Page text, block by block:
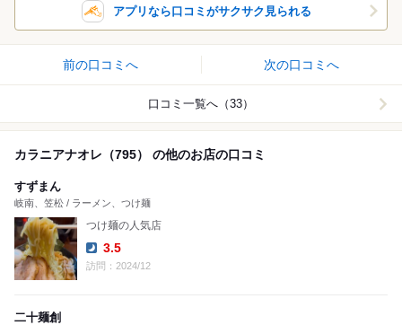
アプリなら口コミがサクサク見られる
前の口コミへ 次の口コミへ
口コミ一覧へ（33）
カラニアナオレ（795） の他のお店の口コミ
すずまん
岐南、笠松 / ラーメン、つけ麺
つけ麺の人気店
Dinner:
3.5
訪問：2024/12
二十麺創